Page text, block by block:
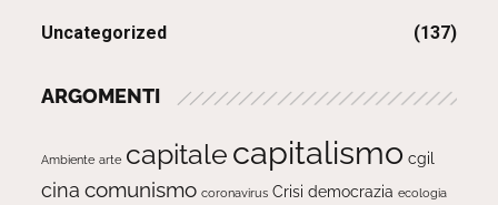
Uncategorized (137)
ARGOMENTI
Ambiente arte capitale capitalismo cgil
cina comunismo coronavirus Crisi democrazia ecologia